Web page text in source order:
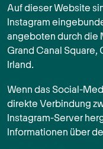
Auf dieser Website
Instagram
angeboten durch die
Grand Canal Square,
Irland.
Wenn das Social-
direkte Verbindung
Instagram-Server
Informationen über